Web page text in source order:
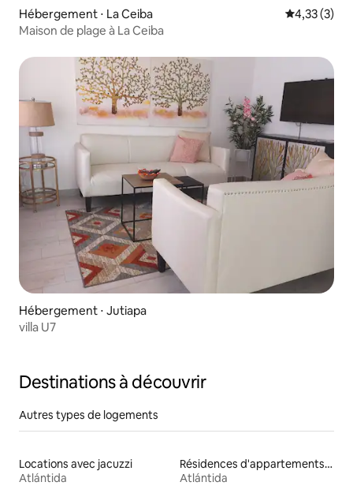
Hébergement ⋅ La Ceiba Évaluation
4,33 (3)
Maison de plage à La Ceiba
Hébergement ⋅ Jutiapa
villa U7
Destinations à découvrir
Autres types de logements
Locations avec jacuzzi
Atlántida
Résidences d'appartements en location
Atlántida